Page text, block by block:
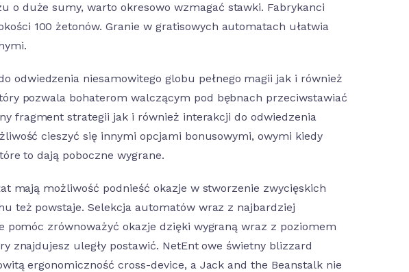
o duże sumy, warto okresowo wzmagać stawki. Fabrykanci
100 żetonów. Granie w gratisowych automatach ułatwia
odwiedzenia niesamowitego globu pełnego magii jak i również
pozwala bohaterom walczącym pod bębnach przeciwstawiać
fragment strategii jak i również interakcji do odwiedzenia
cieszyć się innymi opcjami bonusowymi, owymi kiedy
to dają poboczne wygrane.
mają możliwość podnieść okazje w stworzenie zwycięskich
też powstaje. Selekcja automatów wraz z najbardziej
pomóc zrównoważyć okazje dzięki wygraną wraz z poziomem
znajdujesz uległy postawić. NetEnt owe świetny blizzard
ergonomiczność cross-device, a Jack and the Beanstalk nie